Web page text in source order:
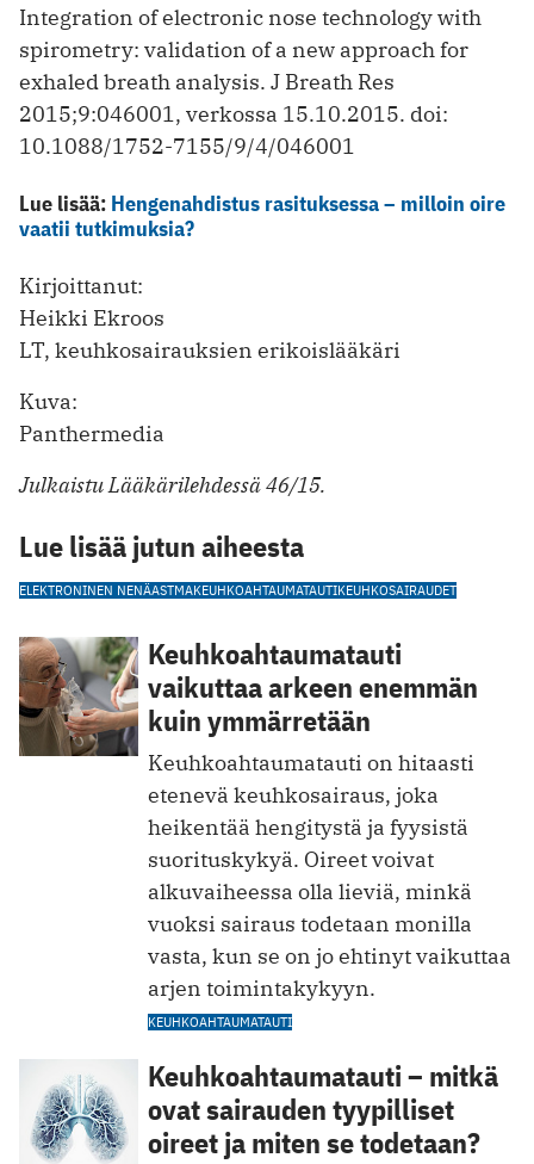
Integration of electronic nose technology with
spirometry: validation of a new approach for
exhaled breath analysis. J Breath Res
2015;9:046001, verkossa 15.10.2015. doi:
10.1088/1752-7155/9/4/046001
Lue lisää: Hengenahdistus rasituksessa – milloin oire
vaatii tutkimuksia?
Kirjoittanut:
Heikki Ekroos
LT, keuhkosairauksien erikoislääkäri
Kuva:
Panthermedia
Julkaistu Lääkärilehdessä 46/15.
Lue lisää jutun aiheesta
ELEKTRONINEN NENÄASTMAKEUHKOAHTAUMATAUTIKEUHKOSAIRAUDET
Keuhkoahtaumatauti
vaikuttaa arkeen enemmän
kuin ymmärretään
Keuhkoahtaumatauti on hitaasti
etenevä keuhkosairaus, joka
heikentää hengitystä ja fyysistä
suorituskykyä. Oireet voivat
alkuvaiheessa olla lieviä, minkä
vuoksi sairaus todetaan monilla
vasta, kun se on jo ehtinyt vaikuttaa
arjen toimintakykyyn.
KEUHKOAHTAUMATAUTI
Keuhkoahtaumatauti – mitkä
ovat sairauden tyypilliset
oireet ja miten se todetaan?